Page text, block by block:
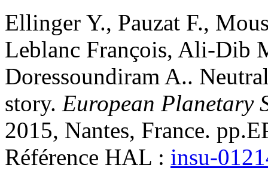
Ellinger Y., Pauzat F.,
Leblanc François, Ali-Dib
Doressoundiram A..
story. European Planetary
2015, Nantes, France.
Référence HAL : insu-